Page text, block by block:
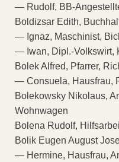
— Rudolf, BB-
Boldizsar Edith,
— Ignaz, Maschinist,
— Iwan, Dipl.-Volkswirt,
Bolek Alfred, Pfarrer,
— Consuela, Hausfrau,
Bolekowsky Nikolaus,
Wohnwagen
Bolena Rudolf,
Bolik Eugen August
— Hermine, Hausfrau,